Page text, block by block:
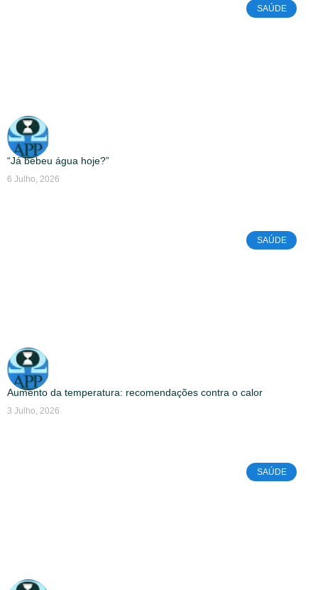
SAÚDE
“Já bebeu água hoje?”
6 Julho, 2026
SAÚDE
Aumento da temperatura: recomendações contra o calor
3 Julho, 2026
SAÚDE